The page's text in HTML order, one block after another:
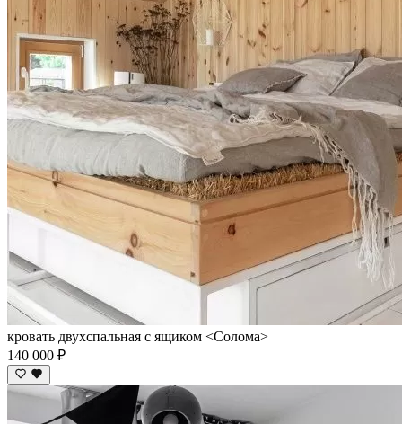
кровать двухспальная с ящиком <Солома>
140 000 ₽